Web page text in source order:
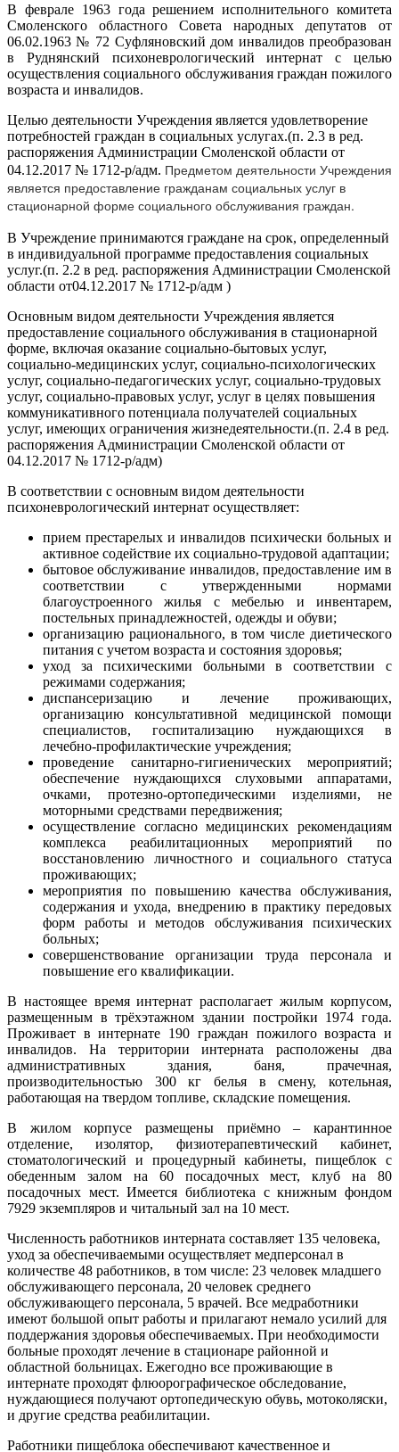
В феврале 1963 года решением исполнительного комитета
Смоленского областного Совета народных депутатов от
06.02.1963 № 72 Суфляновский дом инвалидов преобразован
в Руднянский психоневрологический интернат с целью
осуществления социального обслуживания граждан пожилого
возраста и инвалидов.
Целью деятельности Учреждения является удовлетворение
потребностей граждан в социальных услугах.(п. 2.3 в ред.
распоряжения Администрации Смоленской области от
04.12.2017 № 1712-р/адм. Предметом деятельности Учреждения
является предоставление гражданам социальных услуг в
стационарной форме социального обслуживания граждан.
В Учреждение принимаются граждане на срок, определенный
в индивидуальной программе предоставления социальных
услуг.(п. 2.2 в ред. распоряжения Администрации Смоленской
области от04.12.2017 № 1712-р/адм )
Основным видом деятельности Учреждения является
предоставление социального обслуживания в стационарной
форме, включая оказание социально-бытовых услуг,
социально-медицинских услуг, социально-психологических
услуг, социально-педагогических услуг, социально-трудовых
услуг, социально-правовых услуг, услуг в целях повышения
коммуникативного потенциала получателей социальных
услуг, имеющих ограничения жизнедеятельности.(п. 2.4 в ред.
распоряжения Администрации Смоленской области от
04.12.2017 № 1712-р/адм)
В соответствии с основным видом деятельности
психоневрологический интернат осуществляет:
прием престарелых и инвалидов психически больных и
активное содействие их социально-трудовой адаптации;
бытовое обслуживание инвалидов, предоставление им в
соответствии с утвержденными нормами
благоустроенного жилья с мебелью и инвентарем,
постельных принадлежностей, одежды и обуви;
организацию рационального, в том числе диетического
питания с учетом возраста и состояния здоровья;
уход за психическими больными в соответствии с
режимами содержания;
диспансеризацию и лечение проживающих,
организацию консультативной медицинской помощи
специалистов, госпитализацию нуждающихся в
лечебно-профилактические учреждения;
проведение санитарно-гигиенических мероприятий;
обеспечение нуждающихся слуховыми аппаратами,
очками, протезно-ортопедическими изделиями, не
моторными средствами передвижения;
осуществление согласно медицинских рекомендациям
комплекса реабилитационных мероприятий по
восстановлению личностного и социального статуса
проживающих;
мероприятия по повышению качества обслуживания,
содержания и ухода, внедрению в практику передовых
форм работы и методов обслуживания психических
больных;
совершенствование организации труда персонала и
повышение его квалификации.
В настоящее время интернат располагает жилым корпусом,
размещенным в трёхэтажном здании постройки 1974 года.
Проживает в интернате 190 граждан пожилого возраста и
инвалидов. На территории интерната расположены два
административных здания, баня, прачечная,
производительностью 300 кг белья в смену, котельная,
работающая на твердом топливе, складские помещения.
В жилом корпусе размещены приёмно – карантинное
отделение, изолятор, физиотерапевтический кабинет,
стоматологический и процедурный кабинеты, пищеблок с
обеденным залом на 60 посадочных мест, клуб на 80
посадочных мест. Имеется библиотека с книжным фондом
7929 экземпляров и читальный зал на 10 мест.
Численность работников интерната составляет 135 человека,
уход за обеспечиваемыми осуществляет медперсонал в
количестве 48 работников, в том числе: 23 человек младшего
обслуживающего персонала, 20 человек среднего
обслуживающего персонала, 5 врачей. Все медработники
имеют большой опыт работы и прилагают немало усилий для
поддержания здоровья обеспечиваемых. При необходимости
больные проходят лечение в стационаре районной и
областной больницах. Ежегодно все проживающие в
интернате проходят флюорографическое обследование,
нуждающиеся получают ортопедическую обувь, мотоколяски,
и другие средства реабилитации.
Работники пищеблока обеспечивают качественное и